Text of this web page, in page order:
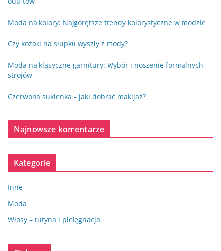
Moda na kolory: Najgorętsze trendy kolorystyczne w modzie
Czy kozaki na słupku wyszły z mody?
Moda na klasyczne garnitury: Wybór i noszenie formalnych
strojów
Czerwona sukienka – jaki dobrać makijaż?
Najnowsze komentarze
Kategorie
Inne
Moda
Włosy – rutyna i pielęgnacja